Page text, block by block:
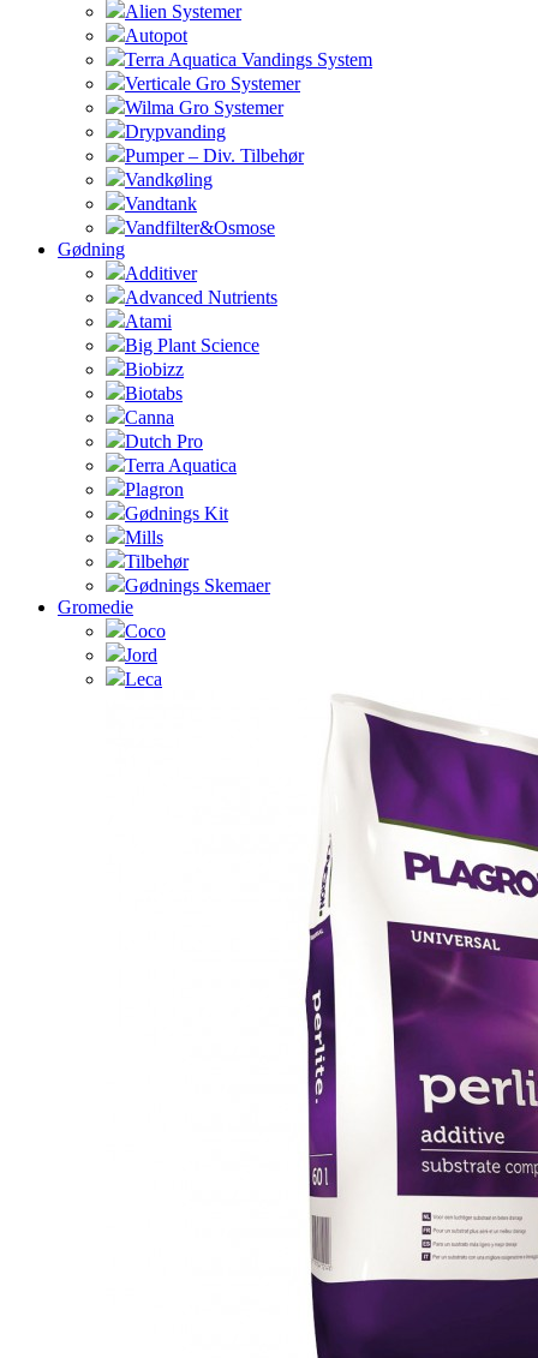
Alien Systemer
Autopot
Terra Aquatica Vandings System
Verticale Gro Systemer
Wilma Gro Systemer
Drypvanding
Pumper – Div. Tilbehør
Vandkøling
Vandtank
Vandfilter&Osmose
Gødning
Additiver
Advanced Nutrients
Atami
Big Plant Science
Biobizz
Biotabs
Canna
Dutch Pro
Terra Aquatica
Plagron
Gødnings Kit
Mills
Tilbehør
Gødnings Skemaer
Gromedie
Coco
Jord
Leca